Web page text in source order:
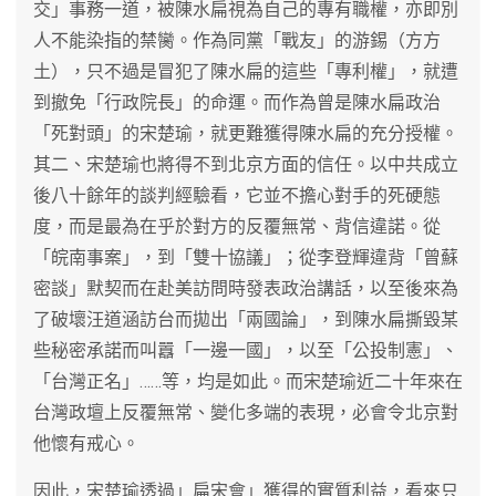
交」事務一道，被陳水扁視為自己的專有職權，亦即別
人不能染指的禁臠。作為同黨「戰友」的游錫（方方
土），只不過是冒犯了陳水扁的這些「專利權」，就遭
到撤免「行政院長」的命運。而作為曾是陳水扁政治
「死對頭」的宋楚瑜，就更難獲得陳水扁的充分授權。
其二、宋楚瑜也將得不到北京方面的信任。以中共成立
後八十餘年的談判經驗看，它並不擔心對手的死硬態
度，而是最為在乎於對方的反覆無常、背信違諾。從
「皖南事案」，到「雙十協議」；從李登輝違背「曾蘇
密談」默契而在赴美訪問時發表政治講話，以至後來為
了破壞汪道涵訪台而拋出「兩國論」，到陳水扁撕毀某
些秘密承諾而叫囂「一邊一國」，以至「公投制憲」、
「台灣正名」……等，均是如此。而宋楚瑜近二十年來在
台灣政壇上反覆無常、變化多端的表現，必會令北京對
他懷有戒心。
因此，宋楚瑜透過」扁宋會」獲得的實質利益，看來只